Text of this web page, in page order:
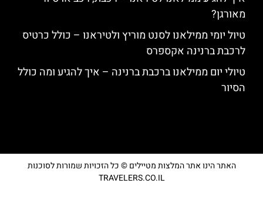
מאורגן?
טיול יומי ממילאנו לסנט מוריץ ולטיראנו – כולל כרטיס
לרכבת ברנינה אקספרס
טיולי יום ממילאנו ברכבת ברנינה – איך להגיע ומה כולל
הסיור
האתר הינו אתר המלצות מטיילים © כל הזכויות שמורות לסוכנות
TRAVELERS.CO.IL